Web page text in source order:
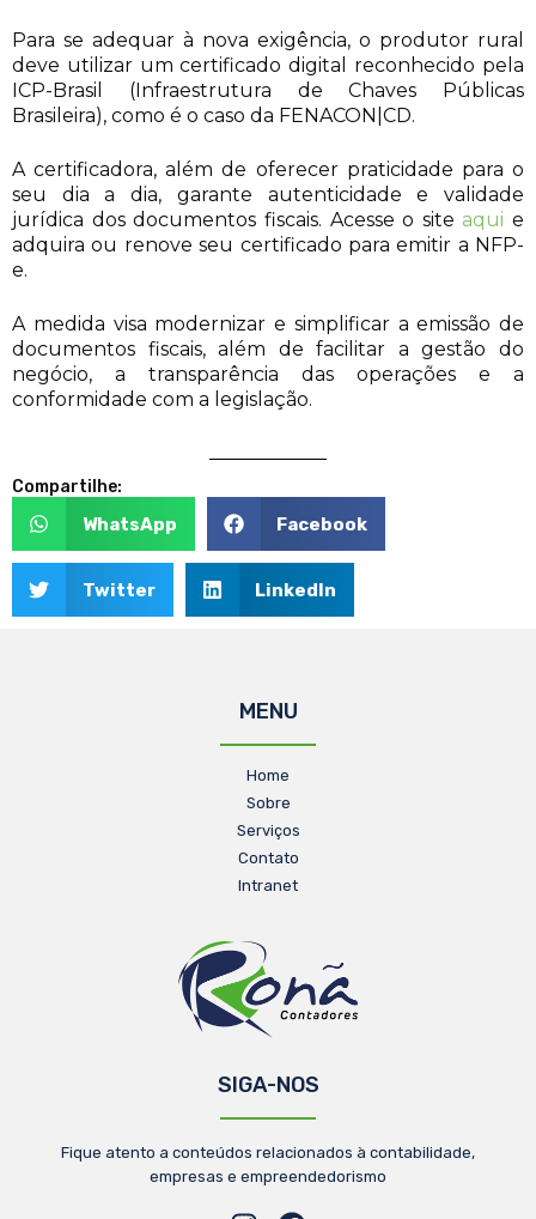
Para se adequar à nova exigência, o produtor rural
deve utilizar um certificado digital reconhecido pela
ICP-Brasil (Infraestrutura de Chaves Públicas
Brasileira), como é o caso da FENACON|CD.
A certificadora, além de oferecer praticidade para o
seu dia a dia, garante autenticidade e validade
jurídica dos documentos fiscais. Acesse o site aqui e
adquira ou renove seu certificado para emitir a NFP-
e.
A medida visa modernizar e simplificar a emissão de
documentos fiscais, além de facilitar a gestão do
negócio, a transparência das operações e a
conformidade com a legislação.
Compartilhe:
WhatsApp Facebook
Twitter LinkedIn
MENU
Home
Sobre
Serviços
Contato
Intranet
SIGA-NOS
Fique atento a conteúdos relacionados à contabilidade,
empresas e empreendedorismo